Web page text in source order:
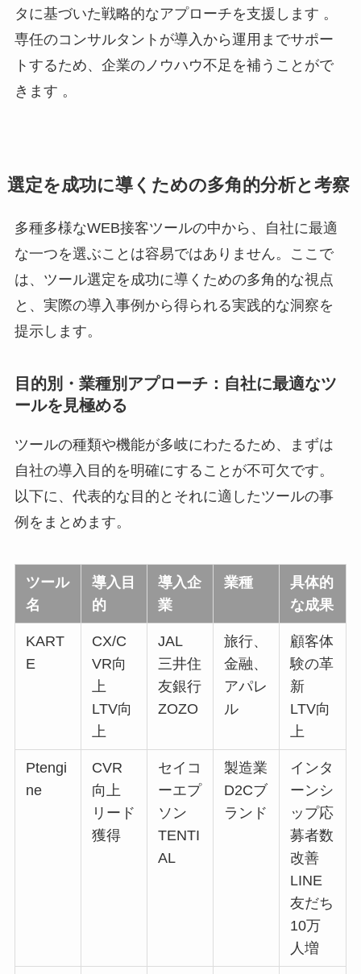
タに基づいた戦略的なアプローチを支援します 。
専任のコンサルタントが導入から運用までサポー
トするため、企業のノウハウ不足を補うことがで
きます 。
選定を成功に導くための多角的分析と考察
多種多様なWEB接客ツールの中から、自社に最適
な一つを選ぶことは容易ではありません。ここで
は、ツール選定を成功に導くための多角的な視点
と、実際の導入事例から得られる実践的な洞察を
提示します。
目的別・業種別アプローチ：自社に最適なツ
ールを見極める
ツールの種類や機能が多岐にわたるため、まずは
自社の導入目的を明確にすることが不可欠です。
以下に、代表的な目的とそれに適したツールの事
例をまとめます。
ツール
名
導入目
的
導入企
業
業種
具体的
な成果
KART
E
CX/C
VR向
上
LTV向
上
JAL
三井住
友銀行
ZOZO
旅行、
金融、
アパレ
ル
顧客体
験の革
新
LTV向
上
Ptengi
ne
CVR
向上
リード
獲得
セイコ
ーエプ
ソン
TENTI
AL
製造業
D2Cブ
ランド
インタ
ーンシ
ップ応
募者数
改善
LINE
友だち
10万
人増